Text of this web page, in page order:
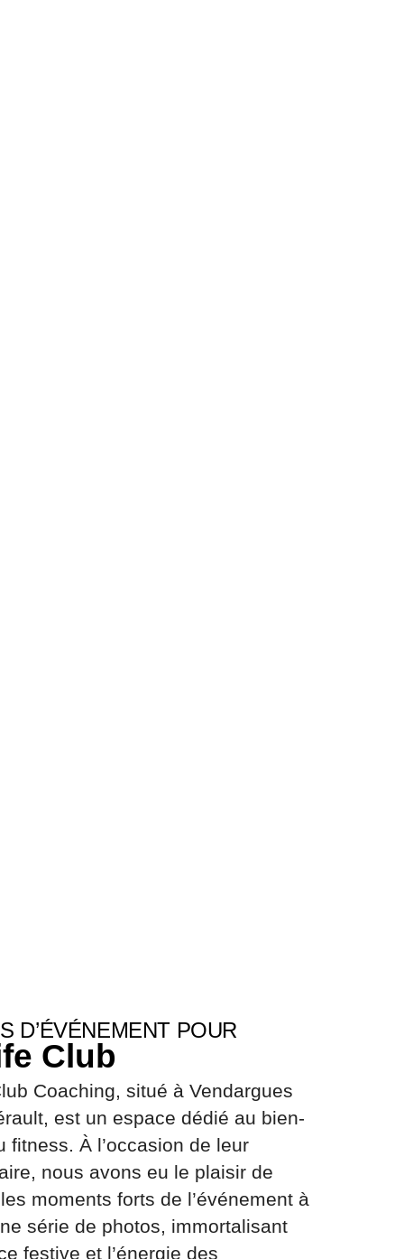
D’ÉVÉNEMENT POUR
Club
Coaching, situé à Vendargues
est un espace dédié au bien-
fitness. À l’occasion de leur
nous avons eu le plaisir de
moments forts de l’événement à
série de photos, immortalisant
festive et l’énergie des